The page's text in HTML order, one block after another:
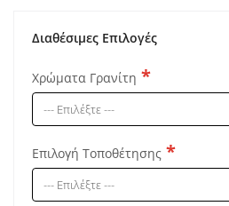
Διαθέσιμες Επιλογές
Χρώματα Γρανίτη
Επιλογή Τοποθέτησης